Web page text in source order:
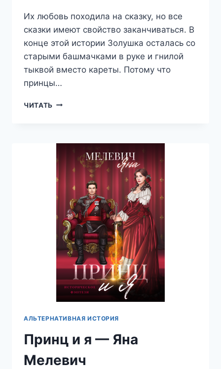
Их любовь походила на сказку, но все
сказки имеют свойство заканчиваться. В
конце этой истории Золушка осталась со
старыми башмачками в руке и гнилой
тыквой вместо кареты. Потому что
принцы…
ЧИТАТЬ БОЛЬШЕ
МЕЛЕВИЧ
АЛЬТЕРНАТИВНАЯ ИСТОРИЯ
Принц и я — Яна
Мелевич